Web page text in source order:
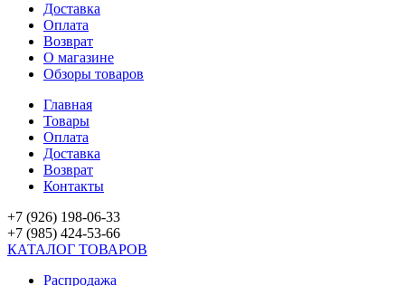
Доставка
Оплата
Возврат
О магазине
Обзоры товаров
Главная
Товары
Оплата
Доставка
Возврат
Контакты
+7 (926) 198-06-33
+7 (985) 424-53-66
КАТАЛОГ ТОВАРОВ
Распродажа